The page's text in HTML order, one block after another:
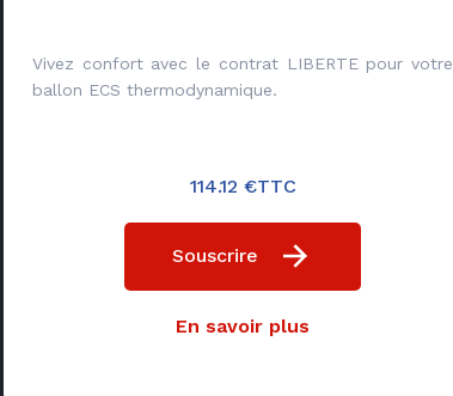
Vivez confort avec le contrat LIBERTE pour votre
ballon ECS thermodynamique.
114.12 €TTC
Souscrire
En savoir plus